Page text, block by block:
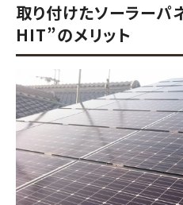
取り付けたソーラーパ
HIT”のメリット